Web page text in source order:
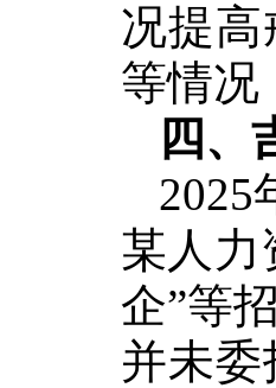
况提高
等情况
四、
2025
某人力
企”等
并未